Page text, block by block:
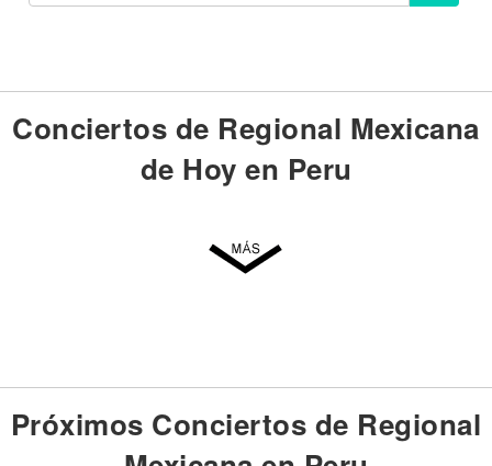
Conciertos de Regional Mexicana
de Hoy en Peru
Próximos Conciertos de Regional